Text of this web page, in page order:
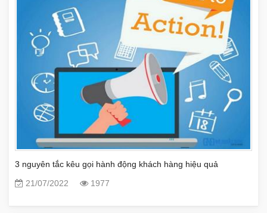
3 nguyên tắc kêu gọi hành động khách hàng hiệu quả
21/07/2022
1977